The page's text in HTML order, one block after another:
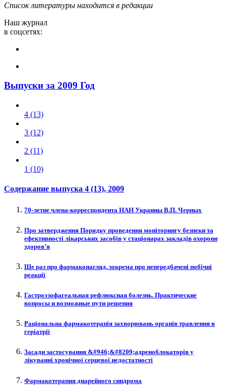
Список литературы находится в редакции
Наш журнал
в соцсетях:
Выпуски за 2009 Год
4 (13)
3 (12)
2 (11)
1 (10)
Содержание выпуска 4 (13), 2009
70-летие члена-корреспондента НАН Украины В.П. Черных
Про затвердження Порядку проведення моніторингу безпеки та
ефективності лікарських засобів у стаціонарах закладів охорони
здоров’я
Ще раз про фармаконагляд, зокрема про непередбачені побічні
реакції
Гастроэзофагеальная рефлюксная болезнь. Практические
вопросы и возможные пути решения
Раціональна фармакотерапія захворювань органів травлення в
геріатрії
Засади застосування &#946;&#8209;адреноблокаторів у
лікуванні хронічної серцевої недостатності
Фармакотерапия диарейного синдрома